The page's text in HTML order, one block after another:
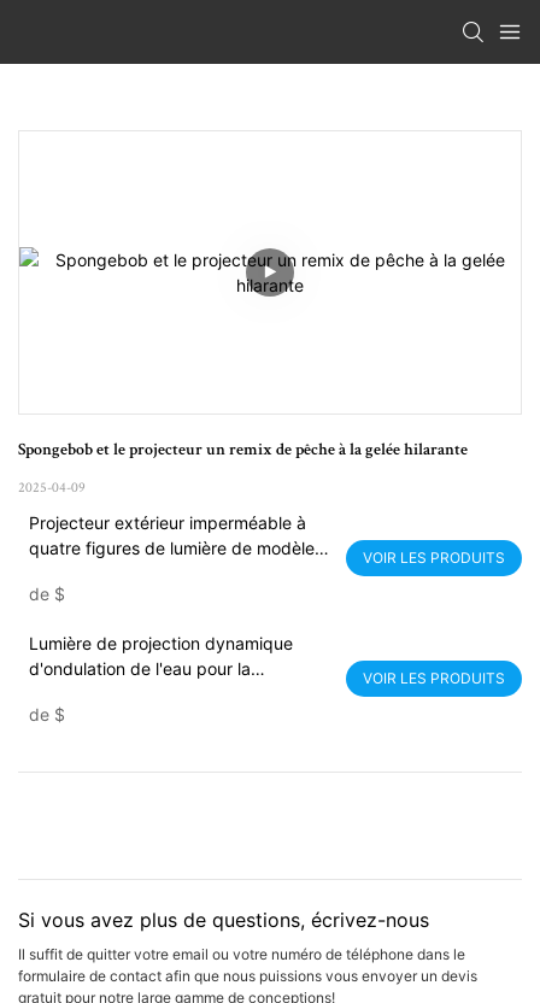
Spongebob et le projecteur un remix de pêche à la gelée hilarante
2025-04-09
Projecteur extérieur imperméable à
quatre figures de lumière de modèle
de $
VOIR LES PRODUITS
Lumière de projection dynamique
d'ondulation de l'eau pour la
Noparde
de $
VOIR LES PRODUITS
Si vous avez plus de questions, écrivez-nous
Il suffit de quitter votre email ou votre numéro de téléphone dans le
formulaire de contact afin que nous puissions vous envoyer un devis
gratuit pour notre large gamme de conceptions!